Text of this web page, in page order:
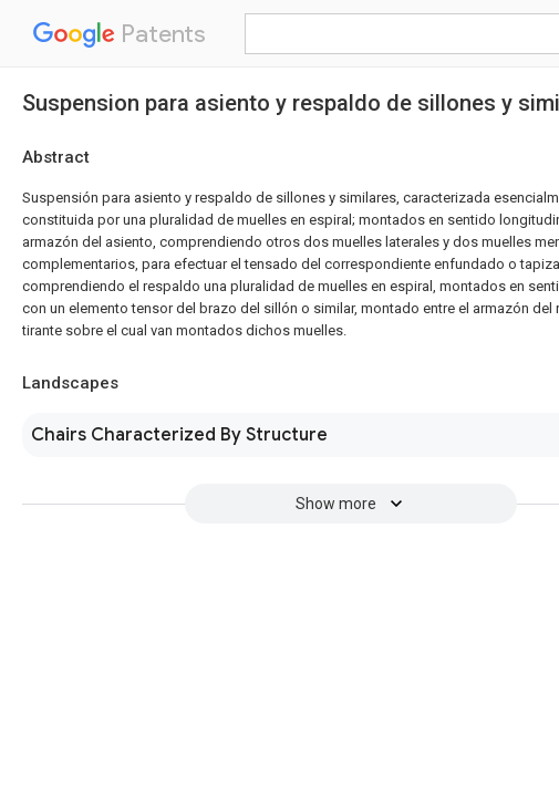
Patents
Suspension para asiento y respaldo de sillones y
Abstract
Suspensión para asiento y respaldo de sillones y similares, caracterizada
constituida por una pluralidad de muelles en espiral; montados en sentido
armazón del asiento, comprendiendo otros dos muelles laterales y dos muelles
complementarios, para efectuar el tensado del correspondiente enfundado o
comprendiendo el respaldo una pluralidad de muelles en espiral, montados en
con un elemento tensor del brazo del sillón o similar, montado entre el armazón del
tirante sobre el cual van montados dichos muelles.
Landscapes
Chairs Characterized By Structure
Show more